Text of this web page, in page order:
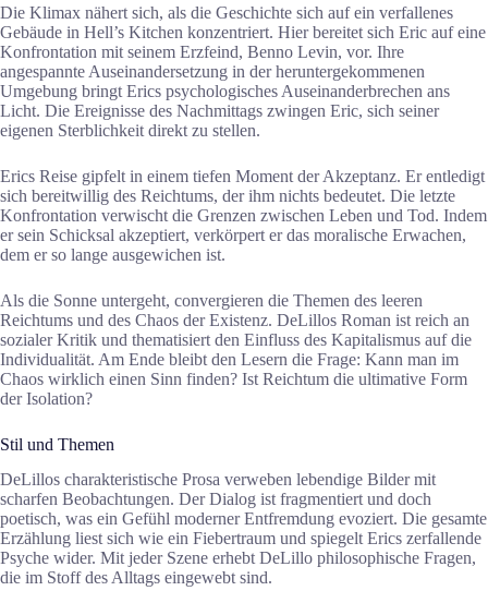
Die Klimax nähert sich, als die Geschichte sich auf ein verfallenes
Gebäude in Hell’s Kitchen konzentriert. Hier bereitet sich Eric auf eine
Konfrontation mit seinem Erzfeind, Benno Levin, vor. Ihre
angespannte Auseinandersetzung in der heruntergekommenen
Umgebung bringt Erics psychologisches Auseinanderbrechen ans
Licht. Die Ereignisse des Nachmittags zwingen Eric, sich seiner
eigenen Sterblichkeit direkt zu stellen.
Erics Reise gipfelt in einem tiefen Moment der Akzeptanz. Er entledigt
sich bereitwillig des Reichtums, der ihm nichts bedeutet. Die letzte
Konfrontation verwischt die Grenzen zwischen Leben und Tod. Indem
er sein Schicksal akzeptiert, verkörpert er das moralische Erwachen,
dem er so lange ausgewichen ist.
Als die Sonne untergeht, convergieren die Themen des leeren
Reichtums und des Chaos der Existenz. DeLillos Roman ist reich an
sozialer Kritik und thematisiert den Einfluss des Kapitalismus auf die
Individualität. Am Ende bleibt den Lesern die Frage: Kann man im
Chaos wirklich einen Sinn finden? Ist Reichtum die ultimative Form
der Isolation?
Stil und Themen
DeLillos charakteristische Prosa verweben lebendige Bilder mit
scharfen Beobachtungen. Der Dialog ist fragmentiert und doch
poetisch, was ein Gefühl moderner Entfremdung evoziert. Die gesamte
Erzählung liest sich wie ein Fiebertraum und spiegelt Erics zerfallende
Psyche wider. Mit jeder Szene erhebt DeLillo philosophische Fragen,
die im Stoff des Alltags eingewebt sind.